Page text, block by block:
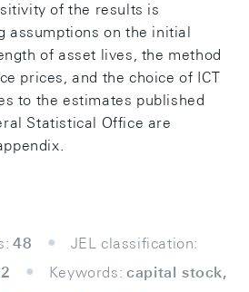
of the results is
assumptions on the initial
of asset lives, the method
prices, and the choice of ICT
to the estimates published
Statistical Office are
48
JEL classification:
Keywords: capital stock,